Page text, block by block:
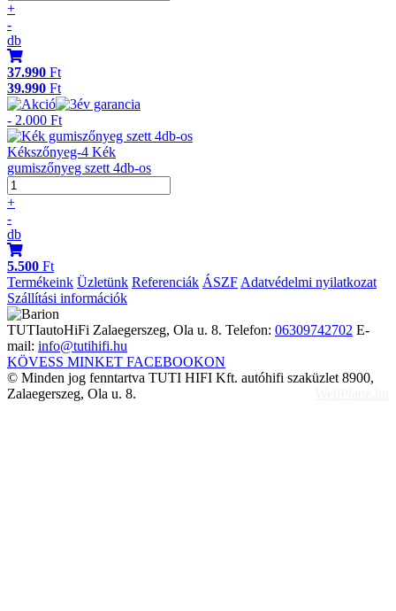
+
-
db
37.990 Ft
39.990 Ft
- 2.000 Ft
Kékszőnyeg-4 Kék
gumiszőnyeg szett 4db-os
+
-
db
5.500 Ft
Termékeink Üzletünk Referenciák ÁSZFAdatvédelmi nyilatkozat
Szállítási információk
TUTIautoHiFi Zalaegerszeg, Ola u. 8. Telefon: 06309742702 E-
mail: info@tutihifi.hu
KÖVESS MINKET FACEBOOKON
© Minden jog fenntartva TUTI HIFI Kft. autóhifi szaküzlet 8900,
Zalaegerszeg, Ola u. 8.